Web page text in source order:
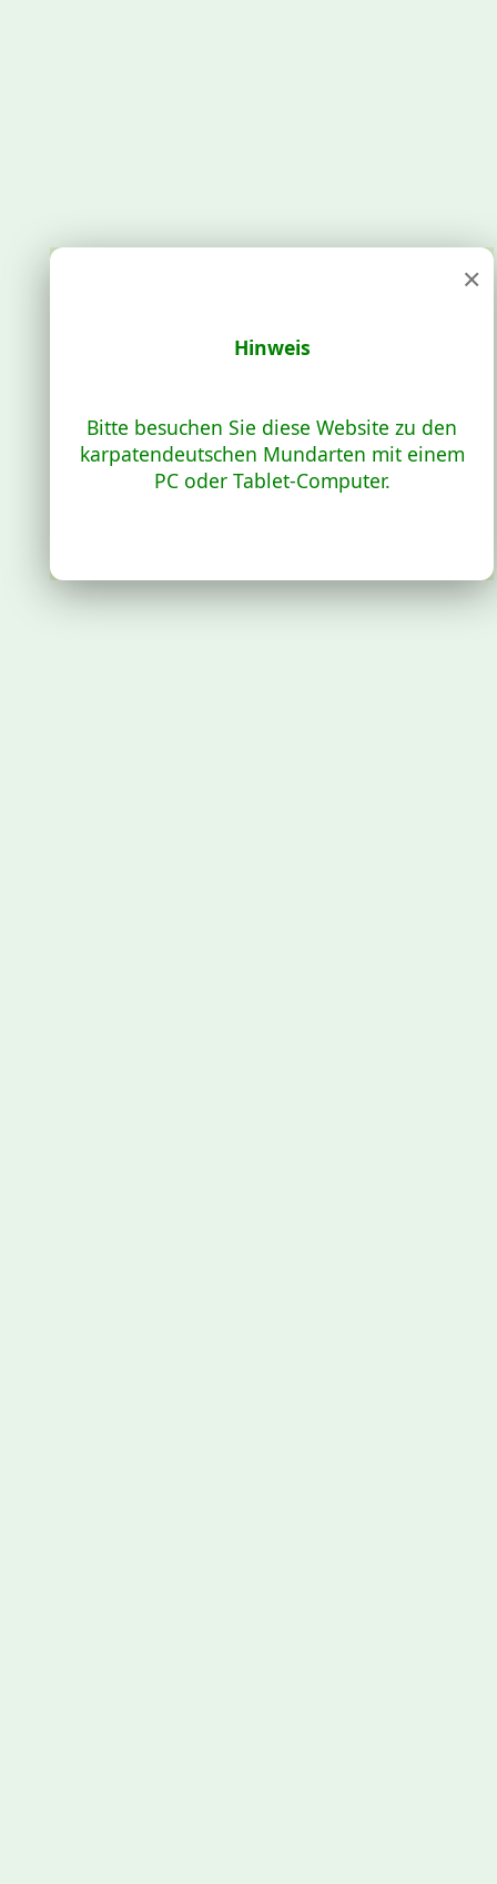
×
Hinweis
Bitte besuchen Sie diese Website zu den
karpatendeutschen Mundarten mit einem
PC oder Tablet-Computer.